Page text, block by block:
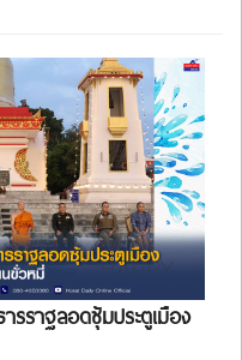
รราฐลอดซุ้มประตูเมือง